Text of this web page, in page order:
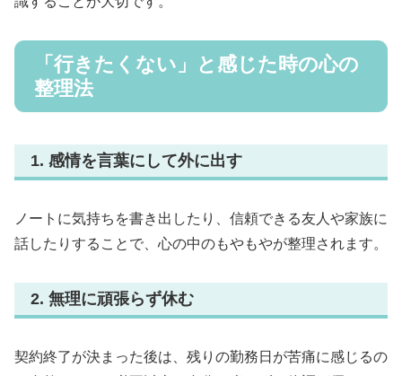
「行きたくない」と感じた時の心の
整理法
1. 感情を言葉にして外に出す
ノートに気持ちを書き出したり、信頼できる友人や家族に
話したりすることで、心の中のもやもやが整理されます。
2. 無理に頑張らず休む
契約終了が決まった後は、残りの勤務日が苦痛に感じるの